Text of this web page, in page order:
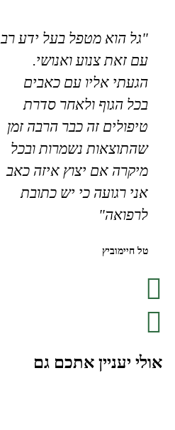
"גל הוא מטפל בעל ידע רב
עם זאת צנוע ואנושי.
הגעתי אליו עם כאבים
בכל הגוף ולאחר סדרת
טיפולים זה כבר הרבה זמן
שהתוצאות נשמרות ובכל
מיקרה אם יצוץ איזה כאב
אני רגועה כי יש כתובת
לרפואה"
טל חיימוביץ
אולי יעניין אתכם גם